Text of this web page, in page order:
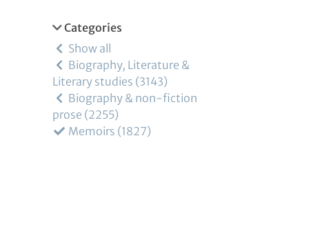
Categories
Show all
Biography, Literature &
Literary studies 3143
Biography & non-fiction
prose 2255
Memoirs 1827